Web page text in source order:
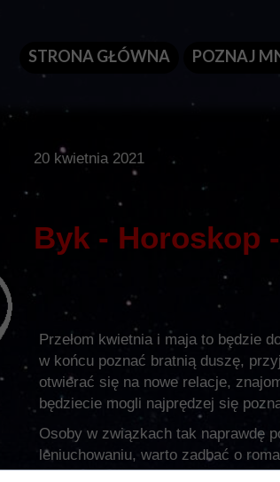
20 kwietnia 2021
Byk - Horoskop
Przełom kwietnia i maja to będzie
w końcu poznać bratnią duszę,
otwierać się na nowe relacje,
będziecie mogli najprędzej się
Osoby w związkach tak naprawdę
leniuchowaniu, warto zadbać o
sercu, które było w momencie tych
STRONA GŁÓWNA POZNAJ